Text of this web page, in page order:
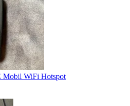
WiFi Hotspot